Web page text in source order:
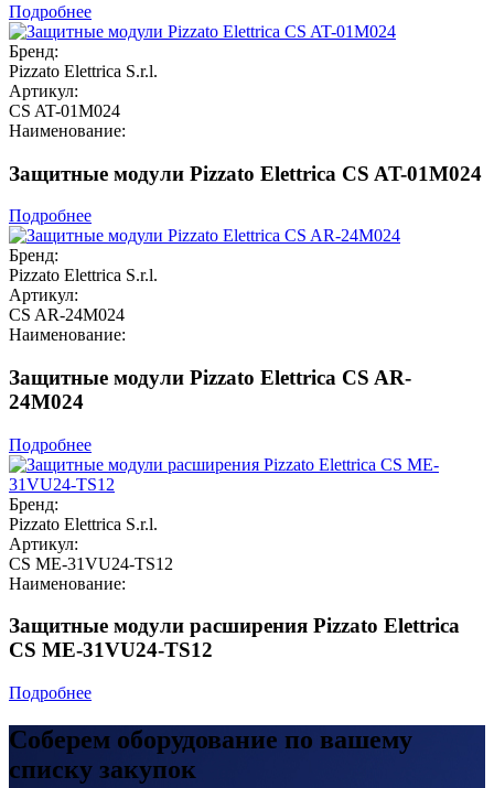
Подробнее
Бренд:
Pizzato Elettrica S.r.l.
Артикул:
CS AT-01M024
Наименование:
Защитные модули Pizzato Elettrica CS AT-01M024
Подробнее
Бренд:
Pizzato Elettrica S.r.l.
Артикул:
CS AR-24M024
Наименование:
Защитные модули Pizzato Elettrica CS AR-
24M024
Подробнее
Бренд:
Pizzato Elettrica S.r.l.
Артикул:
CS ME-31VU24-TS12
Наименование:
Защитные модули расширения Pizzato Elettrica
CS ME-31VU24-TS12
Подробнее
Соберем оборудование по вашему
списку закупок